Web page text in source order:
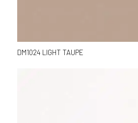
DM1024 LIGHT TAUPE